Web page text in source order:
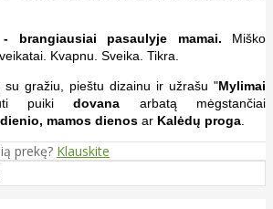
brangiausiai pasaulyje mamai. Miško
Kvapnu. Sveika. Tikra.
su gražiu, pieštu dizainu ir užrašu "Mylimai
puikidovana arbatą mėgstančiai
mamos dienos ar Kalėdų proga
prekę? Klauskite